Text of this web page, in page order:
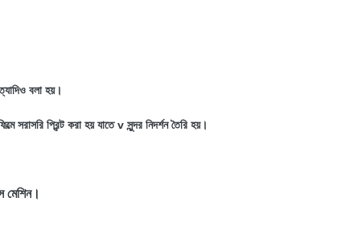
বলা হয়।
সরাসরি প্রিন্ট করা হয় যাতে v সুন্দর নিদর্শন তৈরি হয়।
মেশিন।